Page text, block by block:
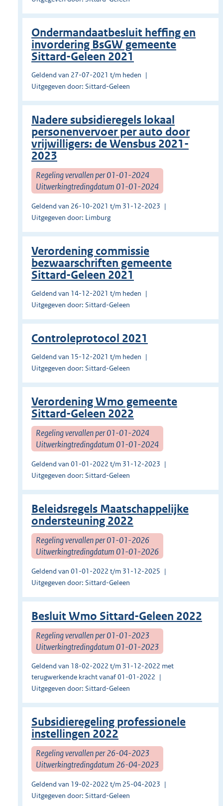
Ondermandaatbesluit heffing en
invordering BsGW gemeente
Sittard-Geleen 2021
Geldend van 27-07-2021 t/m heden
Uitgegeven door: Sittard-Geleen
Nadere subsidieregels lokaal
personenvervoer per auto door
vrijwilligers: de Wensbus 2021-
2023
Regeling vervallen per 01-01-2024
Uitwerkingtredingdatum 01-01-2024
Geldend van 26-10-2021 t/m 31-12-2023
Uitgegeven door: Limburg
Verordening commissie
bezwaarschriften gemeente
Sittard-Geleen 2021
Geldend van 14-12-2021 t/m heden
Uitgegeven door: Sittard-Geleen
Controleprotocol 2021
Geldend van 15-12-2021 t/m heden
Uitgegeven door: Sittard-Geleen
Verordening Wmo gemeente
Sittard-Geleen 2022
Regeling vervallen per 01-01-2024
Uitwerkingtredingdatum 01-01-2024
Geldend van 01-01-2022 t/m 31-12-2023
Uitgegeven door: Sittard-Geleen
Beleidsregels Maatschappelijke
ondersteuning 2022
Regeling vervallen per 01-01-2026
Uitwerkingtredingdatum 01-01-2026
Geldend van 01-01-2022 t/m 31-12-2025
Uitgegeven door: Sittard-Geleen
Besluit Wmo Sittard-Geleen 2022
Regeling vervallen per 01-01-2023
Uitwerkingtredingdatum 01-01-2023
Geldend van 18-02-2022 t/m 31-12-2022 met
terugwerkende kracht vanaf 01-01-2022
Uitgegeven door: Sittard-Geleen
Subsidieregeling professionele
instellingen 2022
Regeling vervallen per 26-04-2023
Uitwerkingtredingdatum 26-04-2023
Geldend van 19-02-2022 t/m 25-04-2023
Uitgegeven door: Sittard-Geleen